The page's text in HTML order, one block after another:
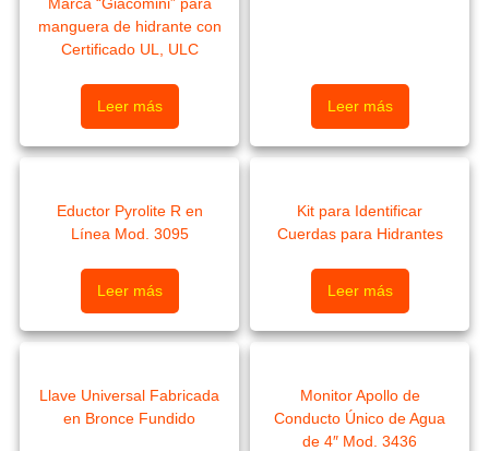
manguera de hidrante con
Certificado UL, ULC
Leer más Leer más
Eductor Pyrolite R en
Línea Mod. 3095
Leer más
Kit para Identificar
Cuerdas para Hidrantes
Leer más
Llave Universal Fabricada
en Bronce Fundido
Monitor Apollo de
Conducto Único de Agua
de 4″ Mod. 3436